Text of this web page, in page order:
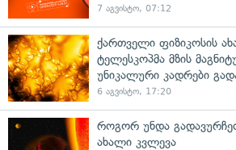
7 აგვისტო, 07:12
ქართველი ფიზიკოსის
ტელესკოპმა მზის
უნიკალური კადრები
6 აგვისტო, 17:20
როგორ უნდა
ახალი კვლევა